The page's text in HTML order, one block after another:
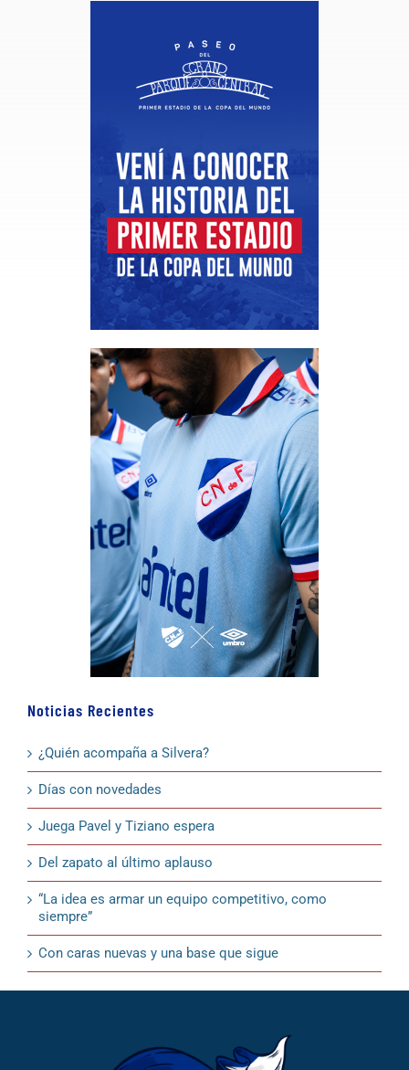
Noticias Recientes
¿Quién acompaña a Silvera?
Días con novedades
Juega Pavel y Tiziano espera
Del zapato al último aplauso
“La idea es armar un equipo competitivo, como
siempre”
Con caras nuevas y una base que sigue